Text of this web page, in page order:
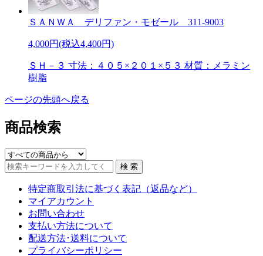
ＳＡＮＷＡ デリファン・モゼール 311-9003
4,000円(税込4,400円)
ＳＨ－３ 寸法：４０５×２０１×５３ 材質：メラミン
樹脂
ページの先頭へ戻る
商品検索
特定商取引法に基づく表記（返品など）
マイアカウント
お問い合わせ
支払い方法について
配送方法･送料について
プライバシーポリシー